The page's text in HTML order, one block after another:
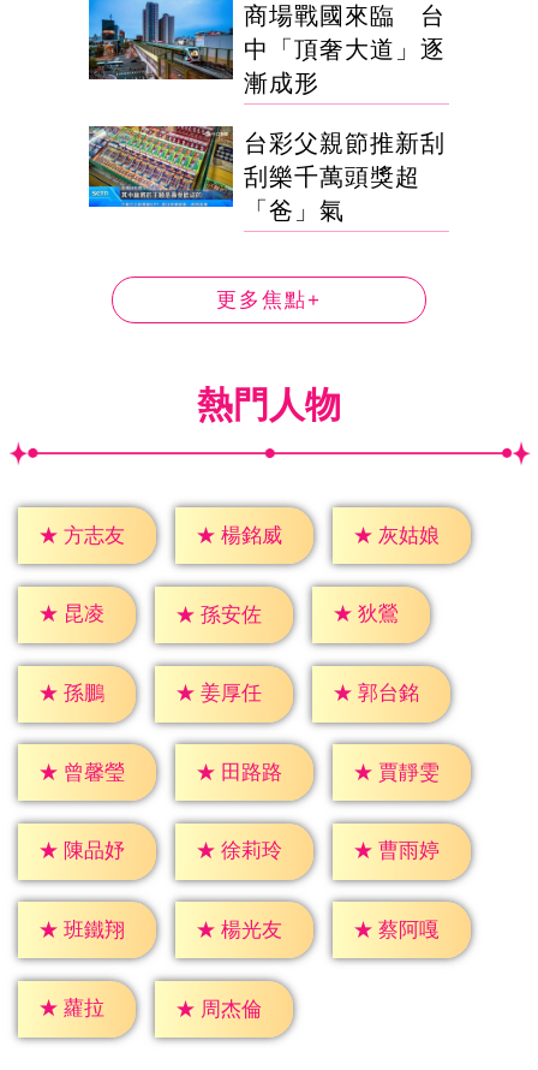
商場戰國來臨 台
中「頂奢大道」逐
漸成形
台彩父親節推新刮
刮樂千萬頭獎超
「爸」氣
更多焦點+
熱門人物
★ 方志友 ★ 楊銘威 ★ 灰姑娘
★ 昆凌 ★ 孫安佐 ★ 狄鶯
★ 孫鵬 ★ 姜厚任 ★ 郭台銘
★ 曾馨瑩 ★ 田路路 ★ 賈靜雯
★ 陳品妤 ★ 徐莉玲 ★ 曹雨婷
★ 班鐵翔 ★ 楊光友 ★ 蔡阿嘎
★ 蘿拉 ★ 周杰倫